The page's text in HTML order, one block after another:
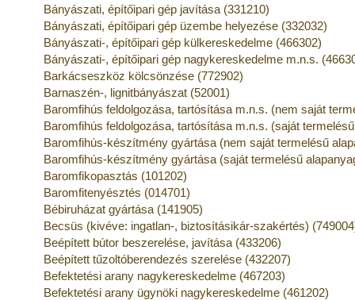
Bányászati, építőipari gép javítása (331210)
Bányászati, építőipari gép üzembe helyezése (332032)
Bányászati-, építőipari gép külkereskedelme (466302)
Bányászati-, építőipari gép nagykereskedelme m.n.s.
Barkácseszköz kölcsönzése (772902)
Barnaszén-, lignitbányászat (52001)
Baromfihús feldolgozása, tartósítása m.n.s. (nem saját
Baromfihús feldolgozása, tartósítása m.n.s. (saját
Baromfihús-készítmény gyártása (nem saját termelésű
Baromfihús-készítmény gyártása (saját termelésű
Baromfikopasztás (101202)
Baromfitenyésztés (014701)
Bébiruházat gyártása (141905)
Becsüs (kivéve: ingatlan-, biztosításikár-szakértés)
Beépített bútor beszerelése, javítása (433206)
Beépített tűzoltóberendezés szerelése (432207)
Befektetési arany nagykereskedelme (467203)
Befektetési arany ügynöki nagykereskedelme (461202)